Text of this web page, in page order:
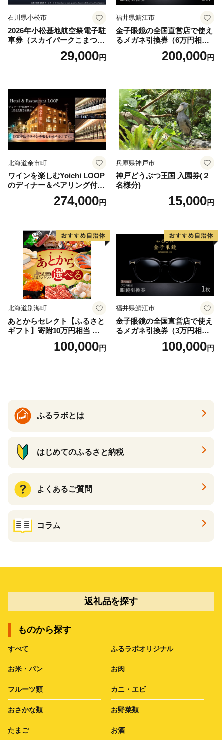
石川県小松市
2026年小松基地航空祭電子駐
車券（スカイパークこまつ
翼） 駐車場 シャトルバスの
りばすぐ 石川県 小松市
29,000円
福井県鯖江市
金子眼鏡の全国直営店で使え
るメガネ引換券（6万円相
当） Platinum200,000円
北海道余市町
ワインを楽しむYoichi LOOP
のディナー＆ペアリング付宿
泊プラン＜デラックスツイン
274,000円
兵庫県神戸市
神戸どうぶつ王国 入園券(２
名様分)
15,000円
北海道別海町
あとからセレクト【ふるさと
ギフト】寄附10万円相当 あ
とから選べる！ ギフト いく
ら ほたて 海鮮 牛肉 別海町
ギフト ふるさと納税 ）
100,000円
福井県鯖江市
金子眼鏡の全国直営店で使え
るメガネ引換券（3万円相
100,000円
ふるラボとは
はじめてのふるさと納税
よくあるご質問
コラム
返礼品を探す
ものから探す
すべて ふるラボオリジナル
お米・パン お肉
フルーツ類 カニ・エビ
おさかな類 お野菜類
たまご お酒